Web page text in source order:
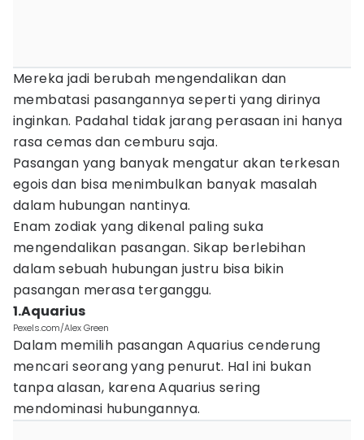
Mereka jadi berubah mengendalikan dan
membatasi pasangannya seperti yang dirinya
inginkan. Padahal tidak jarang perasaan ini hanya
rasa cemas dan cemburu saja.
Pasangan yang banyak mengatur akan terkesan
egois dan bisa menimbulkan banyak masalah
dalam hubungan nantinya.
Enam zodiak yang dikenal paling suka
mengendalikan pasangan. Sikap berlebihan
dalam sebuah hubungan justru bisa bikin
pasangan merasa terganggu.
1.Aquarius
Pexels.com/Alex Green
Dalam memilih pasangan Aquarius cenderung
mencari seorang yang penurut. Hal ini bukan
tanpa alasan, karena Aquarius sering
mendominasi hubungannya.